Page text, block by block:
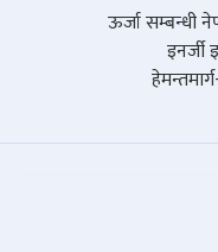
ऊर्जा सम्बन्धी
इनर्जी